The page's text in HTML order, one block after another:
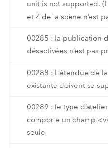
unit is not supported.
et Z de la scène n’est
00285 : la publication
désactivées n’est pas
00288 : L’étendue de
existante doivent se
00289 : le type
comporte un champ
seule